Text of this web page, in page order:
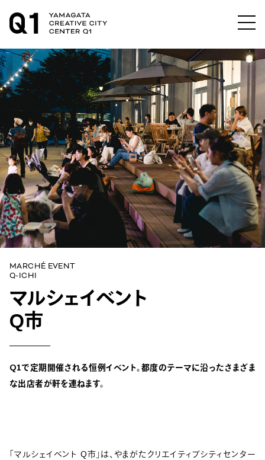
MARCHÉ EVENT
Q-ICHI
マルシェイベント
Q市
Q1で定期開催される恒例イベント。都度のテーマに沿ったさまざま
な出店者が軒を連ねます。
「マルシェイベント Q市」は、やまがたクリエイティブシティセンター